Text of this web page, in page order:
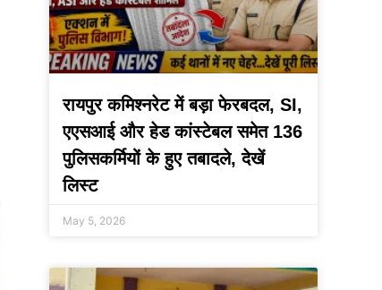
रायपुर कमिश्नरेट में बड़ा फेरबदल, SI,
एएसआई और हेड कांस्टेबल समेत 136
पुलिसकर्मियों के हुए तबादले, देखें
लिस्ट
May 5, 2026